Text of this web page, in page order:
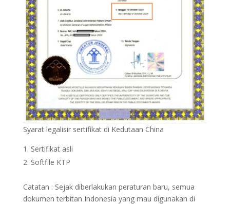
Syarat legalisir sertifikat di Kedutaan China
Sertifikat asli
Softfile KTP
Catatan : Sejak diberlakukan peraturan baru, semua
dokumen terbitan Indonesia yang mau digunakan di